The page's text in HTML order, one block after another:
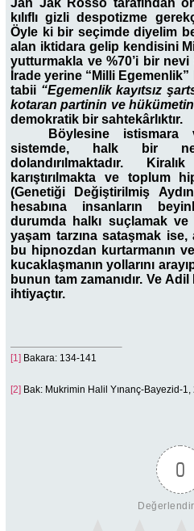
kılıflı gizli despotizme
Öyle ki bir seçimde diyelim
alan iktidara gelip kendisini
yutturmakla ve %70’i bir nevi
İrade yerine “Milli Egemenlik”
tabii “Egemenlik kayıtsız
kotaran partinin ve
demokratik bir sahtekârlıktır.
Böylesine
sistemde, halk bir
dolandırılmaktadır.
karıştırılmakta ve toplum
(Genetiği Değiştirilmiş
hesabına insanların
durumda halkı suçlamak ve
yaşam tarzına sataşmak ise,
bu hipnozdan kurtarmanın
kucaklaşmanın yollarını
bunun tam zamanıdır. Ve
ihtiyaçtır.
[1] Bakara: 134-141
[2] Bak: Mukrimin Halil Yınanç-Bayezid-1,
0